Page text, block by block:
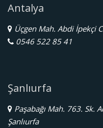
Antalya
Üçgen Mah. Abdi İpekçi
0546 522 85 41
Şanlıurfa
Paşabağı Mah. 763. Sk.
Şanlıurfa